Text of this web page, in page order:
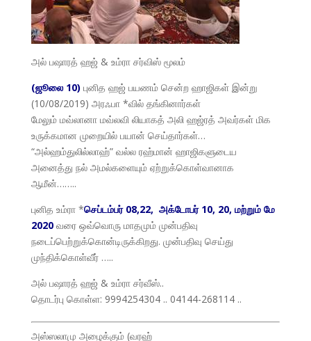
அல் பஷாரத் ஹஜ் & உம்ரா சர்விஸ் மூலம்
(ஜூலை 10) புனித ஹஜ் பயணம் சென்ற ஹாஜிகள் இன்று
(10/08/2019) அரஃபா *வில் தங்கினார்கள்
மேலும் மவ்லானா மவ்லவி லியாகத் அலி ஹஜ்ரத் அவர்கள் மிக
உருக்கமான முறையில் பயான் செய்தார்கள்…
“அல்ஹம்துலில்லாஹ்” வல்ல ரஹ்மான் ஹாஜிகளுடைய
அனைத்து நல் அமல்களையும் ஏற்றுக்கொள்வானாக
ஆமீன்……..
புனித உம்ரா *செப்டம்பர் 08,22, அக்டோபர் 10, 20, மற்றும் மே
2020 வரை ஒவ்வொரு மாதமும் முன்பதிவு
நடைப்பெற்றுக்கொன்டிருக்கிறது. முன்பதிவு செய்து
முந்திக்கொள்வீர் …..
அல் பஷாரத் ஹஜ் & உம்ரா சர்வீஸ்..
தொடர்பு கொள்ள: 9994254304 .. 04144-268114 ..
அஸ்ஸலாமு அழைக்கும் (வரஹ்